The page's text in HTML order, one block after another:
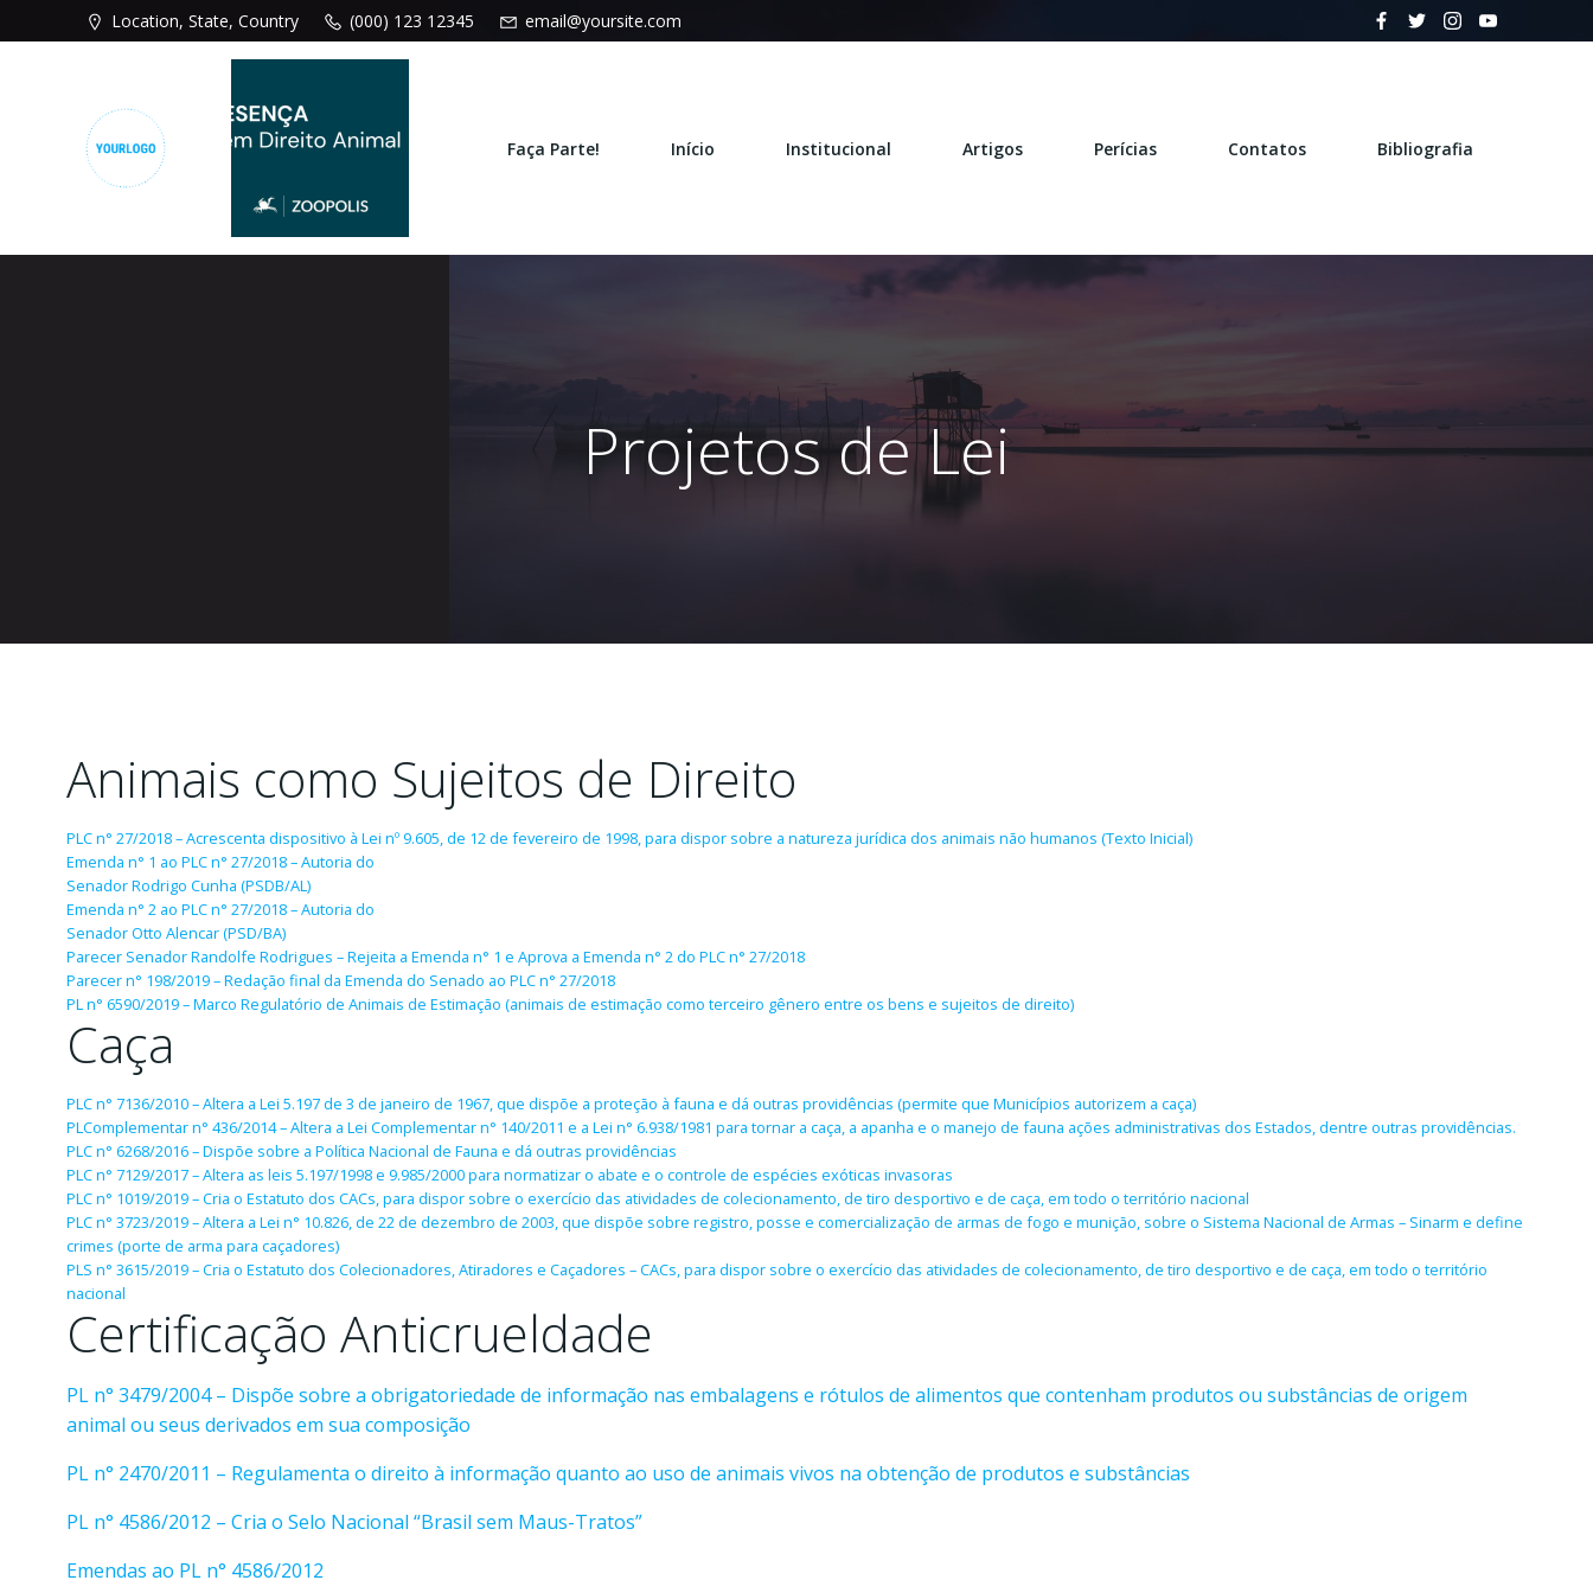
para
Location, State, Country (000) 123 12345 email@yoursite.com
Faça Parte! Início Institucional Artigos Perícias Contatos Bibliografia
Projetos de Lei
Animais como Sujeitos de Direito
PLC n° 27/2018 – Acrescenta dispositivo à Lei nº 9.605, de 12 de fevereiro de 1998, para dispor sobre a natureza jurídica dos animais não humanos (Texto Inicial)
Emenda n° 1 ao PLC n° 27/2018 – Autoria do
Senador Rodrigo Cunha (PSDB/AL)
Emenda n° 2 ao PLC n° 27/2018 – Autoria do
Senador Otto Alencar (PSD/BA)
Parecer Senador Randolfe Rodrigues – Rejeita a Emenda n° 1 e Aprova a Emenda n° 2 do PLC n° 27/2018
Parecer n° 198/2019 – Redação final da Emenda do Senado ao PLC n° 27/2018
PL n° 6590/2019 – Marco Regulatório de Animais de Estimação (animais de estimação como terceiro gênero entre os bens e sujeitos de direito)
Caça
PLC n° 7136/2010 – Altera a Lei 5.197 de 3 de janeiro de 1967, que dispõe a proteção à fauna e dá outras providências (permite que Municípios autorizem a caça)
PLComplementar n° 436/2014 – Altera a Lei Complementar n° 140/2011 e a Lei n° 6.938/1981 para tornar a caça, a apanha e o manejo de fauna ações administrativas dos Estados, dentre outras providências.
PLC n° 6268/2016 – Dispõe sobre a Política Nacional de Fauna e dá outras providências
PLC n° 7129/2017 – Altera as leis 5.197/1998 e 9.985/2000 para normatizar o abate e o controle de espécies exóticas invasoras
PLC n° 1019/2019 – Cria o Estatuto dos CACs, para dispor sobre o exercício das atividades de colecionamento, de tiro desportivo e de caça, em todo o território nacional
PLC n° 3723/2019 – Altera a Lei n° 10.826, de 22 de dezembro de 2003, que dispõe sobre registro, posse e comercialização de armas de fogo e munição, sobre o Sistema Nacional de Armas – Sinarm e define
crimes (porte de arma para caçadores)
PLS n° 3615/2019 – Cria o Estatuto dos Colecionadores, Atiradores e Caçadores – CACs, para dispor sobre o exercício das atividades de colecionamento, de tiro desportivo e de caça, em todo o território
nacional
Certificação Anticrueldade
PL n° 3479/2004 – Dispõe sobre a obrigatoriedade de informação nas embalagens e rótulos de alimentos que contenham produtos ou substâncias de origem
animal ou seus derivados em sua composição
PL n° 2470/2011 – Regulamenta o direito à informação quanto ao uso de animais vivos na obtenção de produtos e substâncias
PL n° 4586/2012 – Cria o Selo Nacional “Brasil sem Maus-Tratos”
Emendas ao PL n° 4586/2012